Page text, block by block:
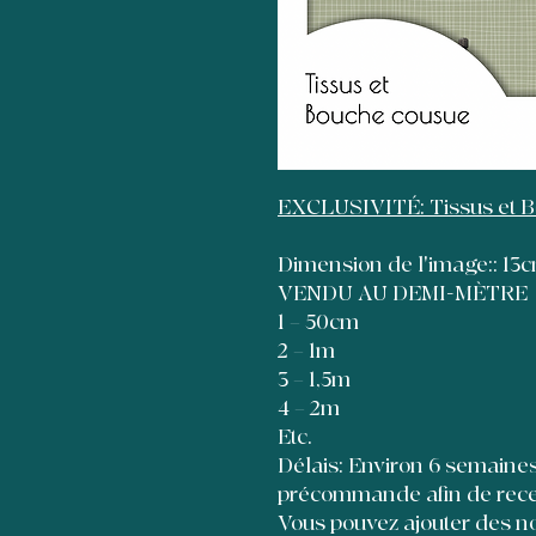
EXCLUSIVITÉ: Tissus et
Dimension de l'image::
VENDU AU DEMI-MÈTRE
1 = 50cm
2 = 1m
3 = 1,5m
4 = 2m
Etc.
Délais: Environ 6
précommande afin de
Vous pouvez ajouter des